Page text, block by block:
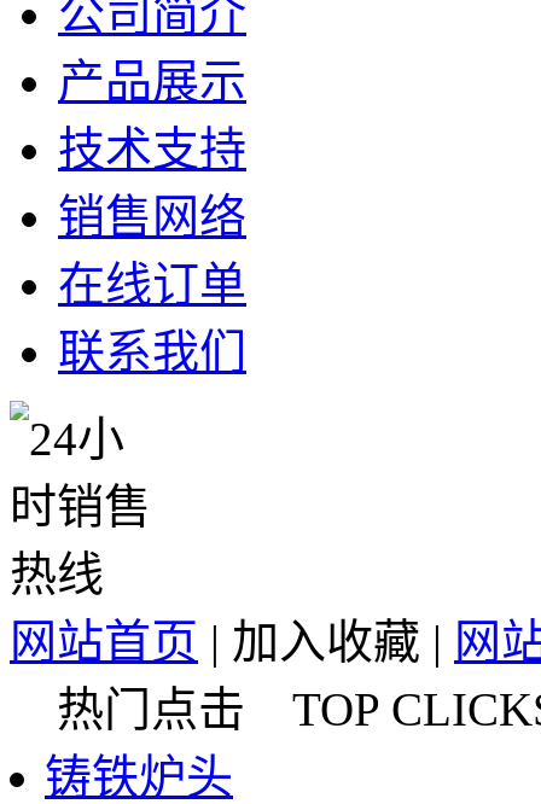
公司简介
产品展示
技术支持
销售网络
在线订单
联系我们
网站首页 | 加入收藏 | 网
热门点击 TOP
铸铁炉头